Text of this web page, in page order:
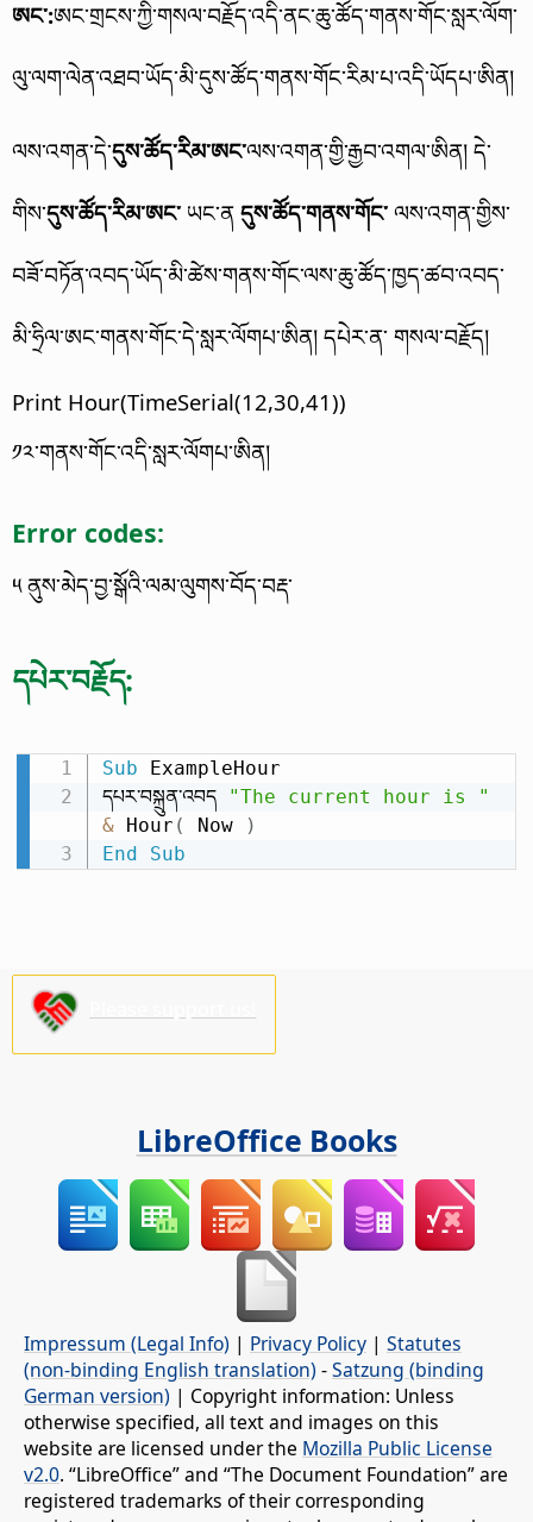
ཨང་:ཨང་གྲངས་ཀྱི་གསལ་བརྗོད་འདི་ནང་ཆུ་ཚོད་གནས་གོང་སླར་ལོག་
ལུ་ལག་ལེན་འཐབ་ཡོད་མི་དུས་ཚོད་གནས་གོང་རིམ་པ་འདི་ཡོདཔ་ཨིན།
ལས་འགན་དེ་དུས་ཚོད་རིམ་ཨང་ལས་འགན་གྱི་རྒྱབ་འགལ་ཨིན། དེ་
གིས་དུས་ཚོད་རིམ་ཨང་ ཡང་ན དུས་ཚོད་གནས་གོང་ ལས་འགན་གྱིས་
བཟོ་བཏོན་འབད་ཡོད་མི་ཚེས་གནས་གོང་ལས་ཆུ་ཚོད་ཁྱད་ཚབ་འབད་
མི་ཧྲིལ་ཨང་གནས་གོང་དེ་སླར་ལོགཔ་ཨིན། དཔེར་ན་ གསལ་བརྗོད།
Print Hour(TimeSerial(12,30,41))
༡༢་གནས་གོང་འདི་སླར་ལོགཔ་ཨིན།
Error codes:
༥ ནུས་མེད་བྱ་སྒོའི་ལམ་ལུགས་བོད་བརྡ་
དཔེར་བརྗོད:
Sub ExampleHour
དཔར་བསྐྲུན་འབད
"The current hour is "
& Hour ( Now
)
End
Sub
LibreOffice Books
Impressum (Legal Info) | Privacy Policy | Statutes
(non-binding English translation) -Satzung (binding
German version) | Copyright information: Unless
otherwise specified, all text and images on this
website are licensed under the Mozilla Public License
v2.0. “LibreOffice” and “The Document Foundation” are
registered trademarks of their corresponding